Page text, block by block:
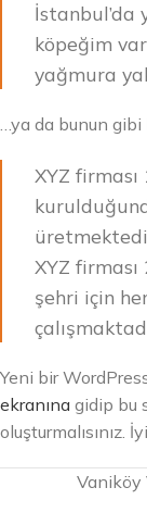
İstanbul’da
köpeğim
yağmura
…ya da bunun gibi
XYZ
XYZ
şehri için
Yeni bir
ekranına gidip bu
oluşturmalısınız.
Vaniköy